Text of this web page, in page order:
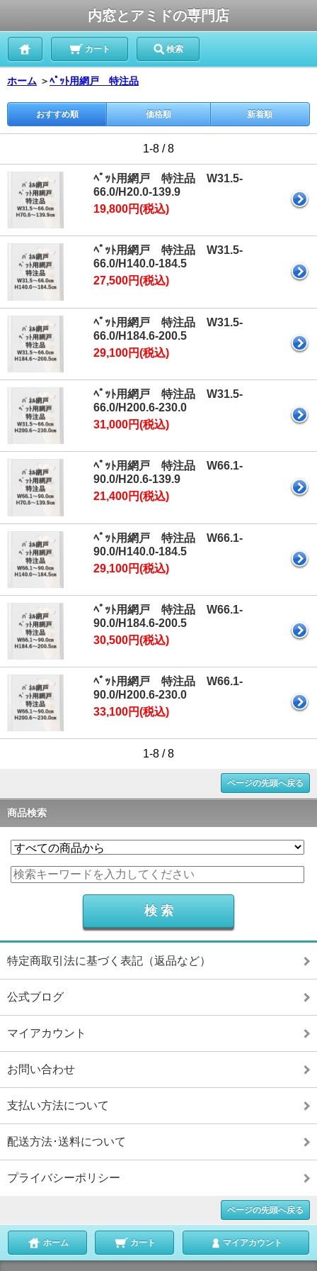
内窓とアミドの専門店
カート 検索
ホーム ＞ﾍﾟｯﾄ用網戸 特注品
おすすめ順 価格順 新着順
1-8 / 8
ﾍﾟｯﾄ用網戸 特注品 W31.5-
66.0/H20.0-139.9
19,800円(税込)
ﾍﾟｯﾄ用網戸 特注品 W31.5-
66.0/H140.0-184.5
27,500円(税込)
ﾍﾟｯﾄ用網戸 特注品 W31.5-
66.0/H184.6-200.5
29,100円(税込)
ﾍﾟｯﾄ用網戸 特注品 W31.5-
66.0/H200.6-230.0
31,000円(税込)
ﾍﾟｯﾄ用網戸 特注品 W66.1-
90.0/H20.6-139.9
21,400円(税込)
ﾍﾟｯﾄ用網戸 特注品 W66.1-
90.0/H140.0-184.5
29,100円(税込)
ﾍﾟｯﾄ用網戸 特注品 W66.1-
90.0/H184.6-200.5
30,500円(税込)
ﾍﾟｯﾄ用網戸 特注品 W66.1-
90.0/H200.6-230.0
33,100円(税込)
1-8 / 8
ページの先頭へ戻る
商品検索
特定商取引法に基づく表記（返品など）
公式ブログ
マイアカウント
お問い合わせ
支払い方法について
配送方法･送料について
プライバシーポリシー
ページの先頭へ戻る
ホーム カート マイアカウント